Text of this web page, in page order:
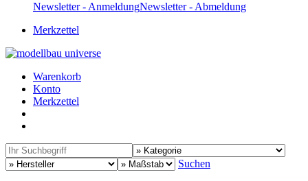
Newsletter - AnmeldungNewsletter - Abmeldung
Merkzettel
Warenkorb
Konto
Merkzettel
Suchen